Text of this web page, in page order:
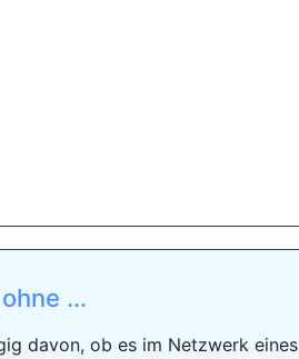
...
davon, ob es im Netzwerk eines